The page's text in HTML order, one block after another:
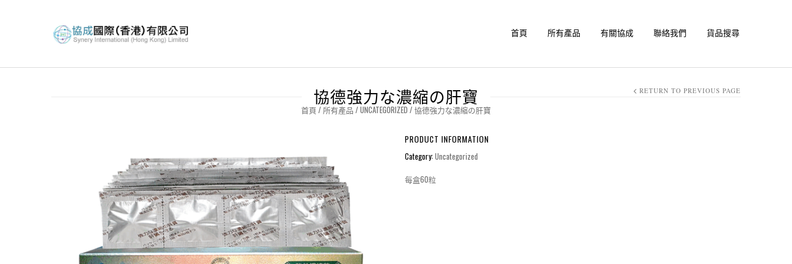
首頁 所有產品 有關協成 聯絡我們 貨品搜尋
協德強力な濃縮の肝寶
首頁 / 所有產品 /UNCATEGORIZED / 協德強力な濃縮の肝寶
RETURN TO PREVIOUS PAGE
PRODUCT INFORMATION
Category:Uncategorized
每盒60粒